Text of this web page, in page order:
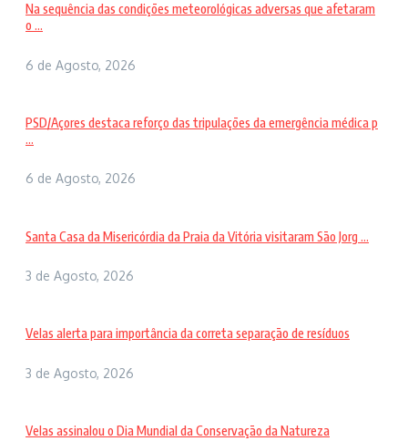
Na sequência das condições meteorológicas adversas que afetaram
o ...
6 de Agosto, 2026
PSD/Açores destaca reforço das tripulações da emergência médica p
...
6 de Agosto, 2026
Santa Casa da Misericórdia da Praia da Vitória visitaram São Jorg ...
3 de Agosto, 2026
Velas alerta para importância da correta separação de resíduos
3 de Agosto, 2026
Velas assinalou o Dia Mundial da Conservação da Natureza